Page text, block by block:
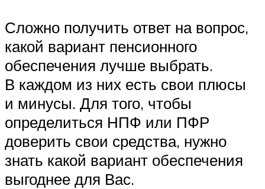
Сложно получить ответ на вопрос,
какой вариант пенсионного
обеспечения лучше выбрать.
В каждом из них есть свои плюсы
и минусы. Для того, чтобы
определиться НПФ или ПФР
доверить свои средства, нужно
знать какой вариант обеспечения
выгоднее для Вас.